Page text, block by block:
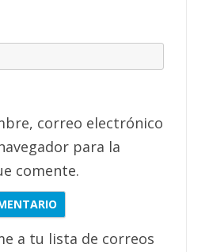
correo electrónico
para la
comente.
a tu lista de correos